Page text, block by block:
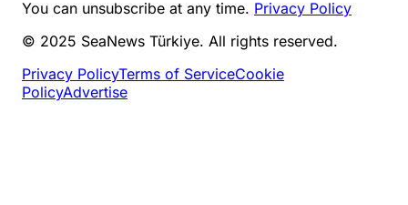
You can unsubscribe at any time. Privacy Policy
© 2025 SeaNews Türkiye. All rights reserved.
Privacy PolicyTerms of ServiceCookie
PolicyAdvertise